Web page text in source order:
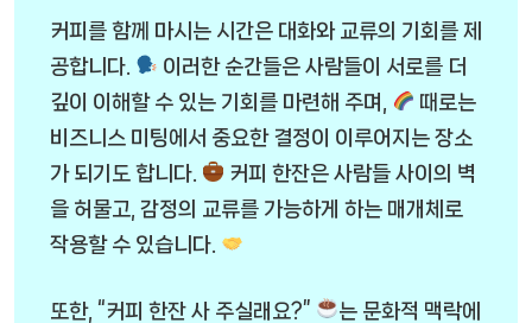
커피를 함께 마시는 시간은 대화와 교류의 기회를 제
공합니다.
이러한 순간들은 사람들이 서로를 더
깊이 이해할 수 있는 기회를 마련해 주며,
때로는
비즈니스 미팅에서 중요한 결정이 이루어지는 장소
가 되기도 합니다.
커피 한잔은 사람들 사이의 벽
을 허물고, 감정의 교류를 가능하게 하는 매개체로
작용할 수 있습니다.
또한, “커피 한잔 사 주실래요?”
는 문화적 맥락에